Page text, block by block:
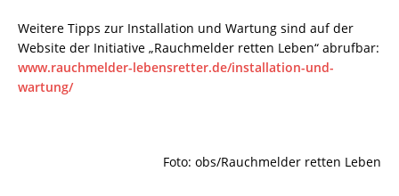
Weitere Tipps zur Installation und Wartung sind auf der
Website der Initiative „Rauchmelder retten Leben“ abrufbar:
www.rauchmelder-lebensretter.de/installation-und-
wartung/
Foto: obs/Rauchmelder retten Leben